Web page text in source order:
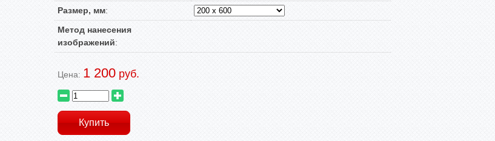
Размер, мм:
Метод нанесения
изображений:
Цена: 1 200 руб.